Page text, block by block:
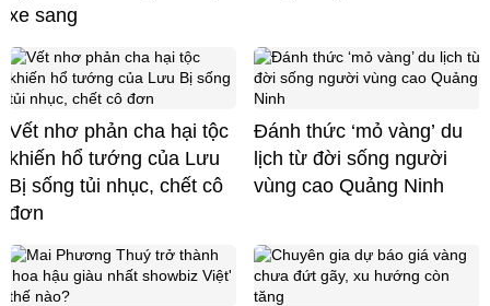
xe sang
Vết nhơ phản cha hại tộc
khiến hổ tướng của Lưu
Bị sống tủi nhục, chết cô
đơn
Đánh thức ‘mỏ vàng’ du
lịch từ đời sống người
vùng cao Quảng Ninh